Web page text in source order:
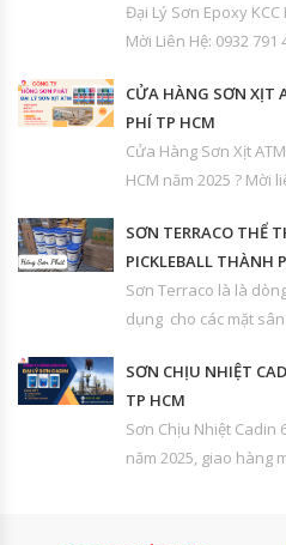
Đại Lý Sơn Epoxy
Mời Liên Hệ: 0932 791
CỬA HÀNG SƠN XỊT
PHÍ TP HCM
Cửa Hàng Sơn Xịt
HCM năm 2025 ? Mời
SƠN TERRACO THỂ
PICKLEBALL THÀNH
Sơn Terraco là là
dụng cho các mặt
SƠN CHỊU NHIỆT
TP HCM
Sơn Chịu Nhiệt Cadin
năm 2025, giao hàng